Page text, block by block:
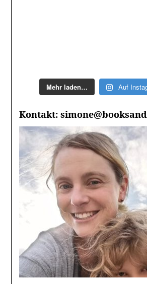
Mehr laden… Auf
Kontakt: